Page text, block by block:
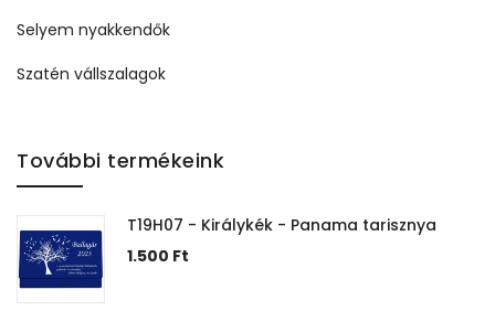
Selyem nyakkendők
Szatén vállszalagok
További termékeink
T19H07 - Királykék - Panama tarisznya
1.500 Ft